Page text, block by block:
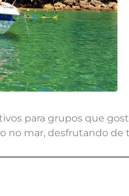
para grupos que
no mar, desfrutando